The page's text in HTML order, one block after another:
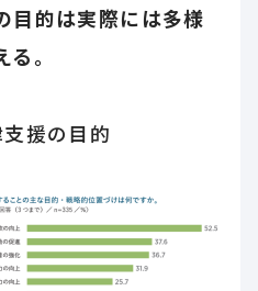
的は実際には多様
。
援の目的